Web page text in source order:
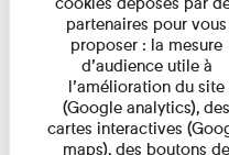
Pages
Marie-
partenaires pour vous
proposer : la mesure
d’audience utile à
l’amélioration du site
(Google analytics), des
cartes interactives
maps), des boutons de